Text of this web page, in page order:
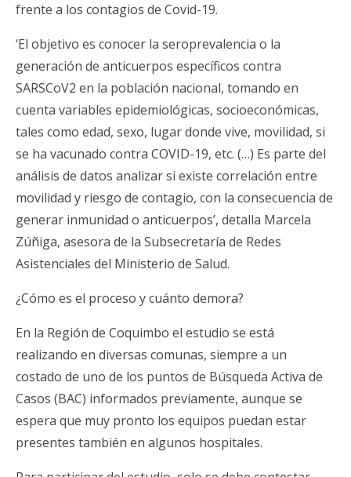
frente a los contagios de Covid-19.
‘El objetivo es conocer la seroprevalencia o la
generación de anticuerpos específicos contra
SARSCoV2 en la población nacional, tomando en
cuenta variables epidemiológicas, socioeconómicas,
tales como edad, sexo, lugar donde vive, movilidad, si
se ha vacunado contra COVID-19, etc. (…) Es parte del
análisis de datos analizar si existe correlación entre
movilidad y riesgo de contagio, con la consecuencia de
generar inmunidad o anticuerpos’, detalla Marcela
Zúñiga, asesora de la Subsecretaría de Redes
Asistenciales del Ministerio de Salud.
¿Cómo es el proceso y cuánto demora?
En la Región de Coquimbo el estudio se está
realizando en diversas comunas, siempre a un
costado de uno de los puntos de Búsqueda Activa de
Casos (BAC) informados previamente, aunque se
espera que muy pronto los equipos puedan estar
presentes también en algunos hospitales.